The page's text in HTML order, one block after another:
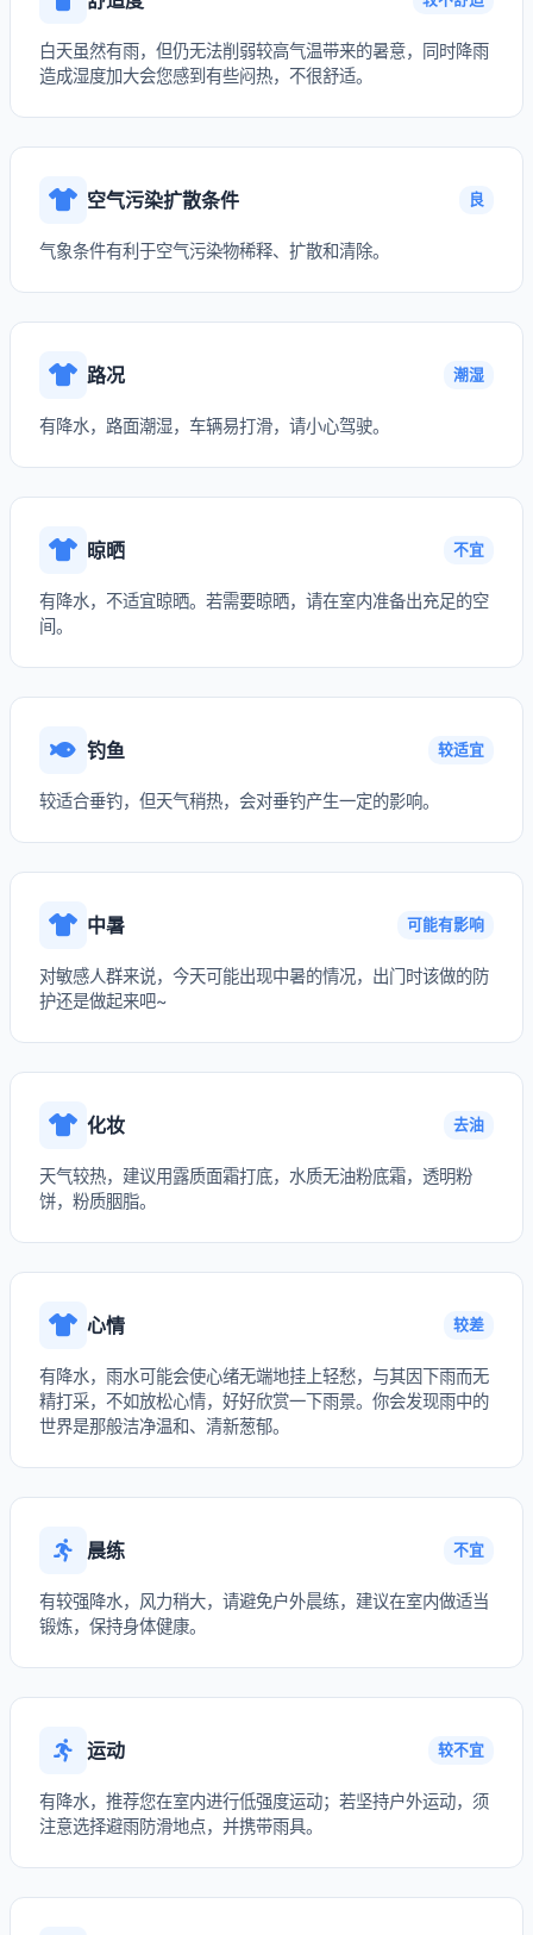
白天虽然有雨，但仍无法削弱较高气温带来的暑意，同时降雨
造成湿度加大会您感到有些闷热，不很舒适。
空气污染扩散条件 良
气象条件有利于空气污染物稀释、扩散和清除。
路况 潮湿
有降水，路面潮湿，车辆易打滑，请小心驾驶。
晾晒 不宜
有降水，不适宜晾晒。若需要晾晒，请在室内准备出充足的空
间。
钓鱼 较适宜
较适合垂钓，但天气稍热，会对垂钓产生一定的影响。
中暑 可能有影响
对敏感人群来说，今天可能出现中暑的情况，出门时该做的防
护还是做起来吧~
化妆 去油
天气较热，建议用露质面霜打底，水质无油粉底霜，透明粉
饼，粉质胭脂。
心情 较差
有降水，雨水可能会使心绪无端地挂上轻愁，与其因下雨而无
精打采，不如放松心情，好好欣赏一下雨景。你会发现雨中的
世界是那般洁净温和、清新葱郁。
晨练 不宜
有较强降水，风力稍大，请避免户外晨练，建议在室内做适当
锻炼，保持身体健康。
运动 较不宜
有降水，推荐您在室内进行低强度运动；若坚持户外运动，须
注意选择避雨防滑地点，并携带雨具。